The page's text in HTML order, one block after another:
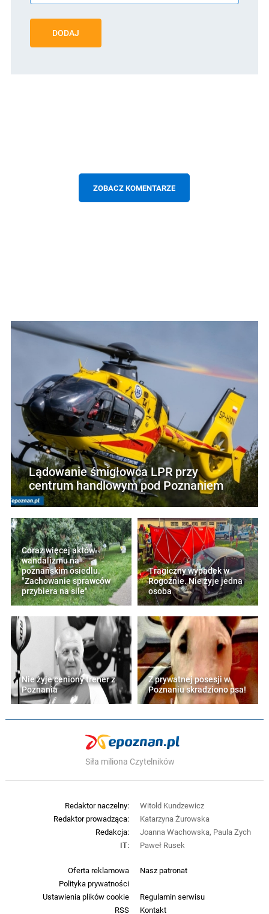
DODAJ
ZOBACZ KOMENTARZE
Lądowanie śmigłowca LPR przy
centrum handlowym pod Poznaniem
Coraz więcej aktów
wandalizmu na
poznańskim osiedlu.
"Zachowanie sprawców
przybiera na sile"
Tragiczny wypadek w
Rogoźnie. Nie żyje jedna
osoba
Nie żyje ceniony trener z
Poznania
Z prywatnej posesji w
Poznaniu skradziono psa!
Siła miliona Czytelników
Oferta reklamowa
Nasz patronat
Polityka prywatności
Ustawienia plików cookie
Regulamin serwisu
RSS
Kontakt
Redaktor naczelny:
Witold Kundzewicz
Redaktor prowadząca:
Katarzyna Żurowska
Redakcja:
Joanna Wachowska, Paula Zych
IT:
Paweł Rusek